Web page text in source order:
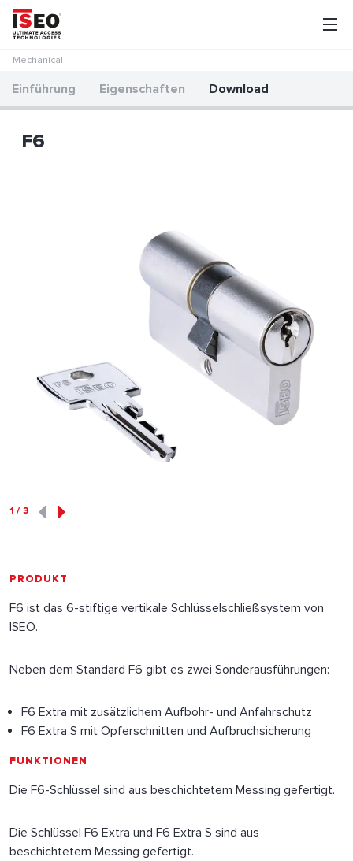
Mechanical
Einführung Eigenschaften Download
F6
1 / 3
PRODUKT
F6 ist das 6-stiftige vertikale Schlüsselschließsystem von
ISEO.
Neben dem Standard F6 gibt es zwei Sonderausführungen:
F6 Extra mit zusätzlichem Aufbohr- und Anfahrschutz
F6 Extra S mit Opferschnitten und Aufbruchsicherung
FUNKTIONEN
Die F6-Schlüssel sind aus beschichtetem Messing gefertigt.
Die Schlüssel F6 Extra und F6 Extra S sind aus
beschichtetem Messing gefertigt.